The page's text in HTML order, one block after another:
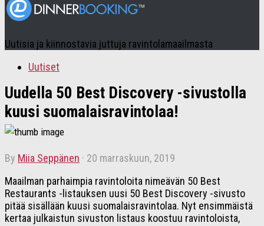
Uutisia ja kiinnostavia juttuja ravintolamaailmasta
Uutiset
Uudella 50 Best Discovery -sivustolla
kuusi suomalaisravintolaa!
by Miia Seppänen · 20 marraskuun, 2019
Maailman parhaimpia ravintoloita nimeävän 50 Best
Restaurants -listauksen uusi 50 Best Discovery -sivusto
pitää sisällään kuusi suomalaisravintolaa. Nyt ensimmäistä
kertaa julkaistun sivuston listaus koostuu ravintoloista,